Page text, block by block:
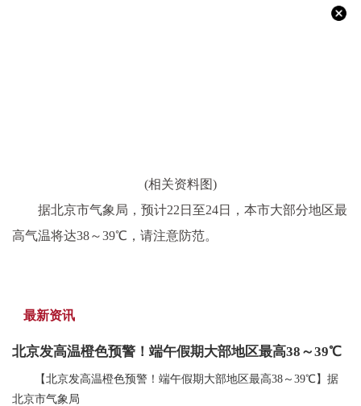
(相关资料图)
据北京市气象局，预计22日至24日，本市大部分地区最
高气温将达38～39℃，请注意防范。
最新资讯
北京发高温橙色预警！端午假期大部地区最高38～39℃
【北京发高温橙色预警！端午假期大部地区最高38～39℃】据
北京市气象局